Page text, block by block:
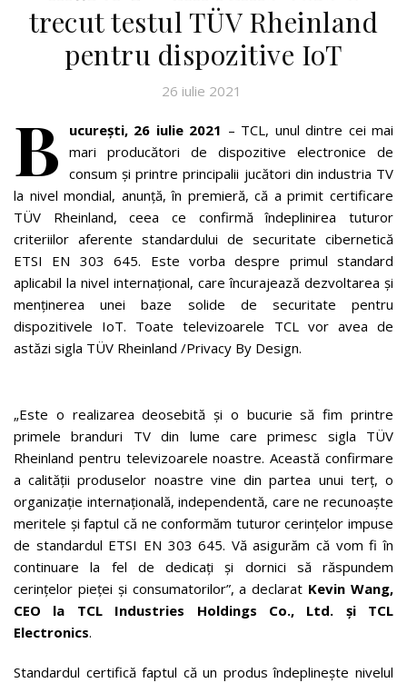
trecut testul TÜV Rheinland
pentru dispozitive IoT
26 iulie 2021
B ucurești, 26 iulie 2021 – TCL, unul dintre cei mai
mari producători de dispozitive electronice de
consum și printre principalii jucători din industria TV
la nivel mondial, anunță, în premieră, că a primit certificare
TÜV Rheinland, ceea ce confirmă îndeplinirea tuturor
criteriilor aferente standardului de securitate cibernetică
ETSI EN 303 645. Este vorba despre primul standard
aplicabil la nivel internațional, care încurajează dezvoltarea și
menținerea unei baze solide de securitate pentru
dispozitivele IoT. Toate televizoarele TCL vor avea de
astăzi sigla TÜV Rheinland /Privacy By Design.
„Este o realizarea deosebită și o bucurie să fim printre
primele branduri TV din lume care primesc sigla TÜV
Rheinland pentru televizoarele noastre. Această confirmare
a calității produselor noastre vine din partea unui terț, o
organizație internațională, independentă, care ne recunoaște
meritele și faptul că ne conformăm tuturor cerințelor impuse
de standardul ETSI EN 303 645. Vă asigurăm că vom fi în
continuare la fel de dedicați și dornici să răspundem
cerințelor pieței și consumatorilor”, a declarat Kevin Wang,
CEO la TCL Industries Holdings Co., Ltd. și TCL
Electronics.
Standardul certifică faptul că un produs îndeplinește nivelul